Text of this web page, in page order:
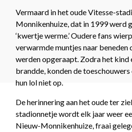
Vermaard in het oude Vitesse-
Monnikenhuize, dat in 1999 werd
‘kwertje werme.’ Oudere fans
verwarmde muntjes naar beneden
werden opgeraapt. Zodra het kind
brandde, konden de
hun lol niet op.
De herinnering aan het oude ter
stadionnetje wordt elk jaar weer
Nieuw-Monnikenhuize, fraai